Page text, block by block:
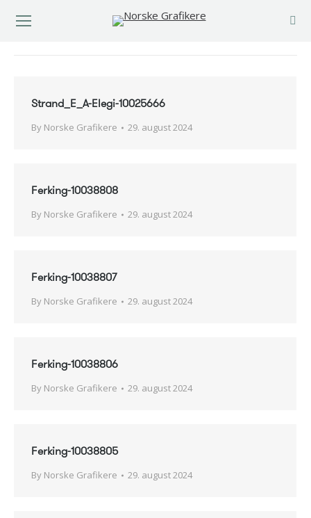
Strand_E_A-Elegi-10025666
By Norske Grafikere 29. august 2024
Ferking-10038808
By Norske Grafikere 29. august 2024
Ferking-10038807
By Norske Grafikere 29. august 2024
Ferking-10038806
By Norske Grafikere 29. august 2024
Ferking-10038805
By Norske Grafikere 29. august 2024